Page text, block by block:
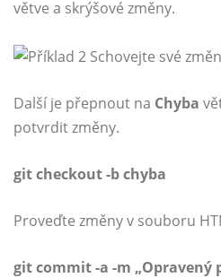
větve a skrýšové změny.
Další je přepnout na Chyba
potvrdit změny.
git checkout -b chyba
Proveďte změny v souboru
git commit -a -m „Opravený